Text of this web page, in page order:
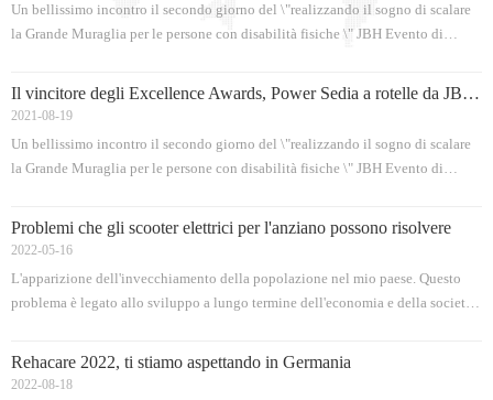
Un bellissimo incontro il secondo giorno del \"realizzando il sogno di scalare
la Grande Muraglia per le persone con disabilità fisiche \" JBH Evento di
media erano presenti a fol
Il vincitore degli Excellence Awards, Power Sedia a rotelle da JBH sedia a rotelle
2021-08-19
Un bellissimo incontro il secondo giorno del \"realizzando il sogno di scalare
la Grande Muraglia per le persone con disabilità fisiche \" JBH Evento di
media erano presenti a fol
Problemi che gli scooter elettrici per l'anziano possono risolvere
2022-05-16
L'apparizione dell'invecchiamento della popolazione nel mio paese. Questo
problema è legato allo sviluppo a lungo termine dell'economia e della società
del suo possibile impatto, per regolare le politiche e le misure corrispondenti
Rehacare 2022, ti stiamo aspettando in Germania
2022-08-18